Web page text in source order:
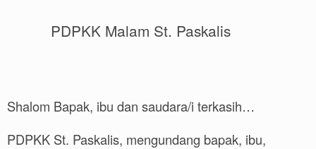
PDPKK Malam St. Paskalis
Shalom Bapak, ibu dan saudara/i terkasih…
PDPKK St. Paskalis, mengundang bapak, ibu,